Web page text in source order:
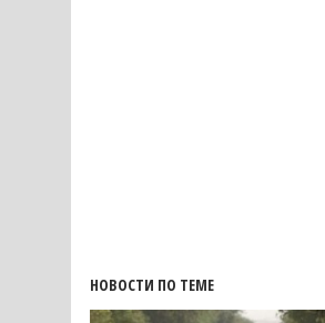
НОВОСТИ ПО ТЕМЕ